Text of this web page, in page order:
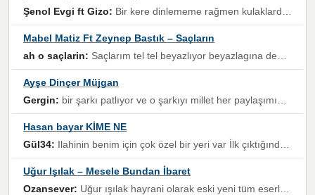
Şenol Evgi ft Gizo: Bir kere dinlememe rağmen kulaklardan gitmiyor sen sen sen sen kurban ol sen sen sen sen hayran ol yükses ses müzik dinleme sebebisiniz canlar bomba gibi patladınız maşallah
Mabel Matiz Ft Zeynep Bastık – Saçların
ah o saçlarin: Saçlarım tel tel beyazlıyor beyazlagına degil yanımda sen yoksun ona üzülüyorum günler bir bir geçiyor geçen günlere değil sensiz geçen günlere darılıyorum,Dinledikce asla kavusamayacagim ama asla unutamicagim sevdiğim adam için yanar içim
Ayşe Dinçer Müjgan
Gergin: bir şarkı patlıyor ve o şarkıyı millet her paylaşımın altına koyuyor ve öyle bir durum hal alıyor ki şarkıyı dinlemeden şarkıdan bikıyorsun Ama bu enteresan bir şekilde dillere dolanıyor millet olarak seviyoruz dertlerle boğuşurken bir yandan da göbek atmayi))) diyeceklerim bu kadar güzel hoş bir sayfa emeğinize sağlık arkadaşlar kolay gelsin
Hasan bayar KİME NE
Gül34: Ilahinin benim için çok özel bir yeri var İlk çıktığında komşum ne kadar yüksek sesle dinliyorsa orada duymuştum ve YouTube'dan aratıp Bu ilahiyi bulmuştum ve sonra müdavimi oldum günlük Ben de 3-5 kere dinleyip ezberleyip artık ilahiye bende eşlik ediyorum yüksek sesle Allah razı olsun hizmet nimettir Rabbim sizin zahmetlerinize de hayırlı nimetler versin Selam ve dua ile Allah'a emanet olun
Uğur Işılak – Mesele Bundan İbaret
Ozansever: Uğur ışılak hayrani olarak eski yeni tüm eserlerini keyifle huzurla dinleyenlerden birisiyim, emeğine saygı duyan gönül veren bunu en güzel şekilde sevenlerine ulaştıran siz değerli sayfa yöneticilerine de teşekkür ederim